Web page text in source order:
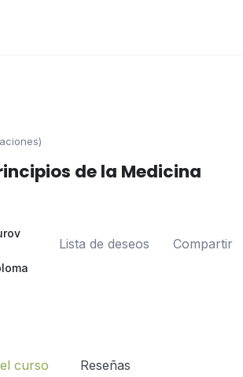
de la Medicina
Lista de deseos Compartir
curso Reseñas